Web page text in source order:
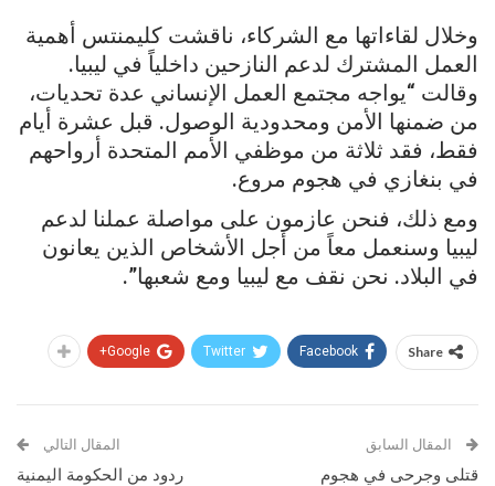
وخلال لقاءاتها مع الشركاء، ناقشت كليمنتس أهمية
العمل المشترك لدعم النازحين داخلياً في ليبيا.
وقالت “يواجه مجتمع العمل الإنساني عدة تحديات،
من ضمنها الأمن ومحدودية الوصول. قبل عشرة أيام
فقط، فقد ثلاثة من موظفي الأمم المتحدة أرواحهم
في بنغازي في هجوم مروع.
ومع ذلك، فنحن عازمون على مواصلة عملنا لدعم
ليبيا وسنعمل معاً من أجل الأشخاص الذين يعانون
في البلاد. نحن نقف مع ليبيا ومع شعبها”.
Share
Facebook
Twitter
Google+
المقال السابق
قتلى وجرحى في هجوم
المقال التالي
ردود من الحكومة اليمنية